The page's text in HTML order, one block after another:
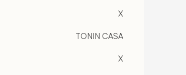
X
TONIN CASA
X